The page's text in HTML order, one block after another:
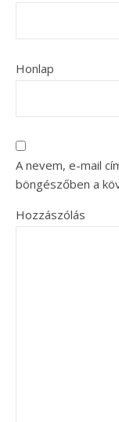
Honlap
A nevem, e-mail
böngészőben a
Hozzászólás